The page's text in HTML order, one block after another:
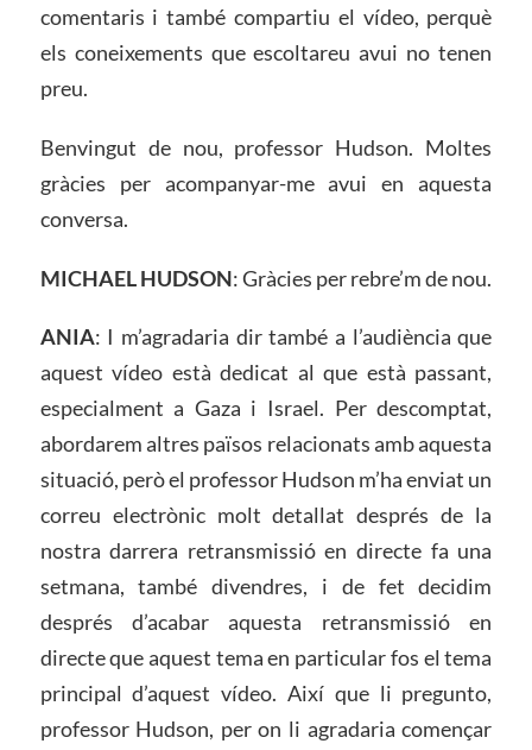
comentaris i també compartiu el vídeo, perquè
els coneixements que escoltareu avui no tenen
preu.
Benvingut de nou, professor Hudson. Moltes
gràcies per acompanyar-me avui en aquesta
conversa.
MICHAEL HUDSON: Gràcies per rebre’m de nou.
ANIA: I m’agradaria dir també a l’audiència que
aquest vídeo està dedicat al que està passant,
especialment a Gaza i Israel. Per descomptat,
abordarem altres països relacionats amb aquesta
situació, però el professor Hudson m’ha enviat un
correu electrònic molt detallat després de la
nostra darrera retransmissió en directe fa una
setmana, també divendres, i de fet decidim
després d’acabar aquesta retransmissió en
directe que aquest tema en particular fos el tema
principal d’aquest vídeo. Així que li pregunto,
professor Hudson, per on li agradaria començar